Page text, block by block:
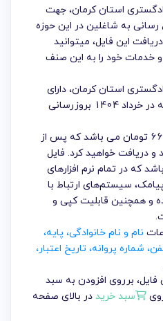
استان کرمان، جهت
رسانی به شاغلین در این حوزه
این فایل، میتوانید
و خدمات خود را به این صنف
استان کرمان، دارای
بوده که در خرداد 1404 بروزرسانی
قیمت خرید این بانک 660,000 تومان می باشد که پس از
و دریافت خواهید کرد. فایل
که در تمام نرم افزارهای
سیستم‌های ارتباط با
و همچنین قابلیت کپی و
نام و نام خانوادگی، پایه،
شماره پروانه، تاریخ اعتبار،
برروی افزودن به سبد
سبد خریددر بالای صفحه